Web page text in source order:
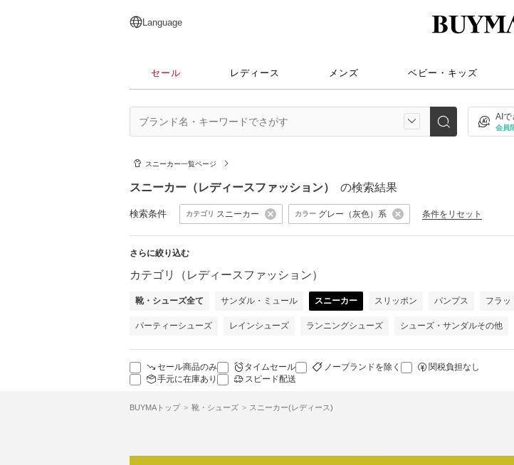
日本語
English
简体中文
繁體中文
Language
セール レディース メンズ ベビー・キッズ
AIで
会員
スニーカー一覧ページ
スニーカー（レディースファッション） の検索結果
検索条件 カテゴリ スニーカー カラー グレー（灰色）系 条件をリセット
さらに絞り込む
カテゴリ（レディースファッション）
靴・シューズ全て サンダル・ミュール スニーカー スリッポン パンプス フラッ
パーティーシューズ レインシューズ ランニングシューズ シューズ・サンダルその他
セール商品のみ タイムセール ノーブランドを除く
関税負担なし
手元に在庫あり
スピード配送
BUYMAトップ 靴・シューズ スニーカー(レディース)